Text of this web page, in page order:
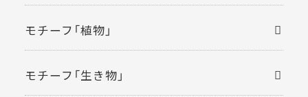
モチーフ「植物」
モチーフ「生き物」